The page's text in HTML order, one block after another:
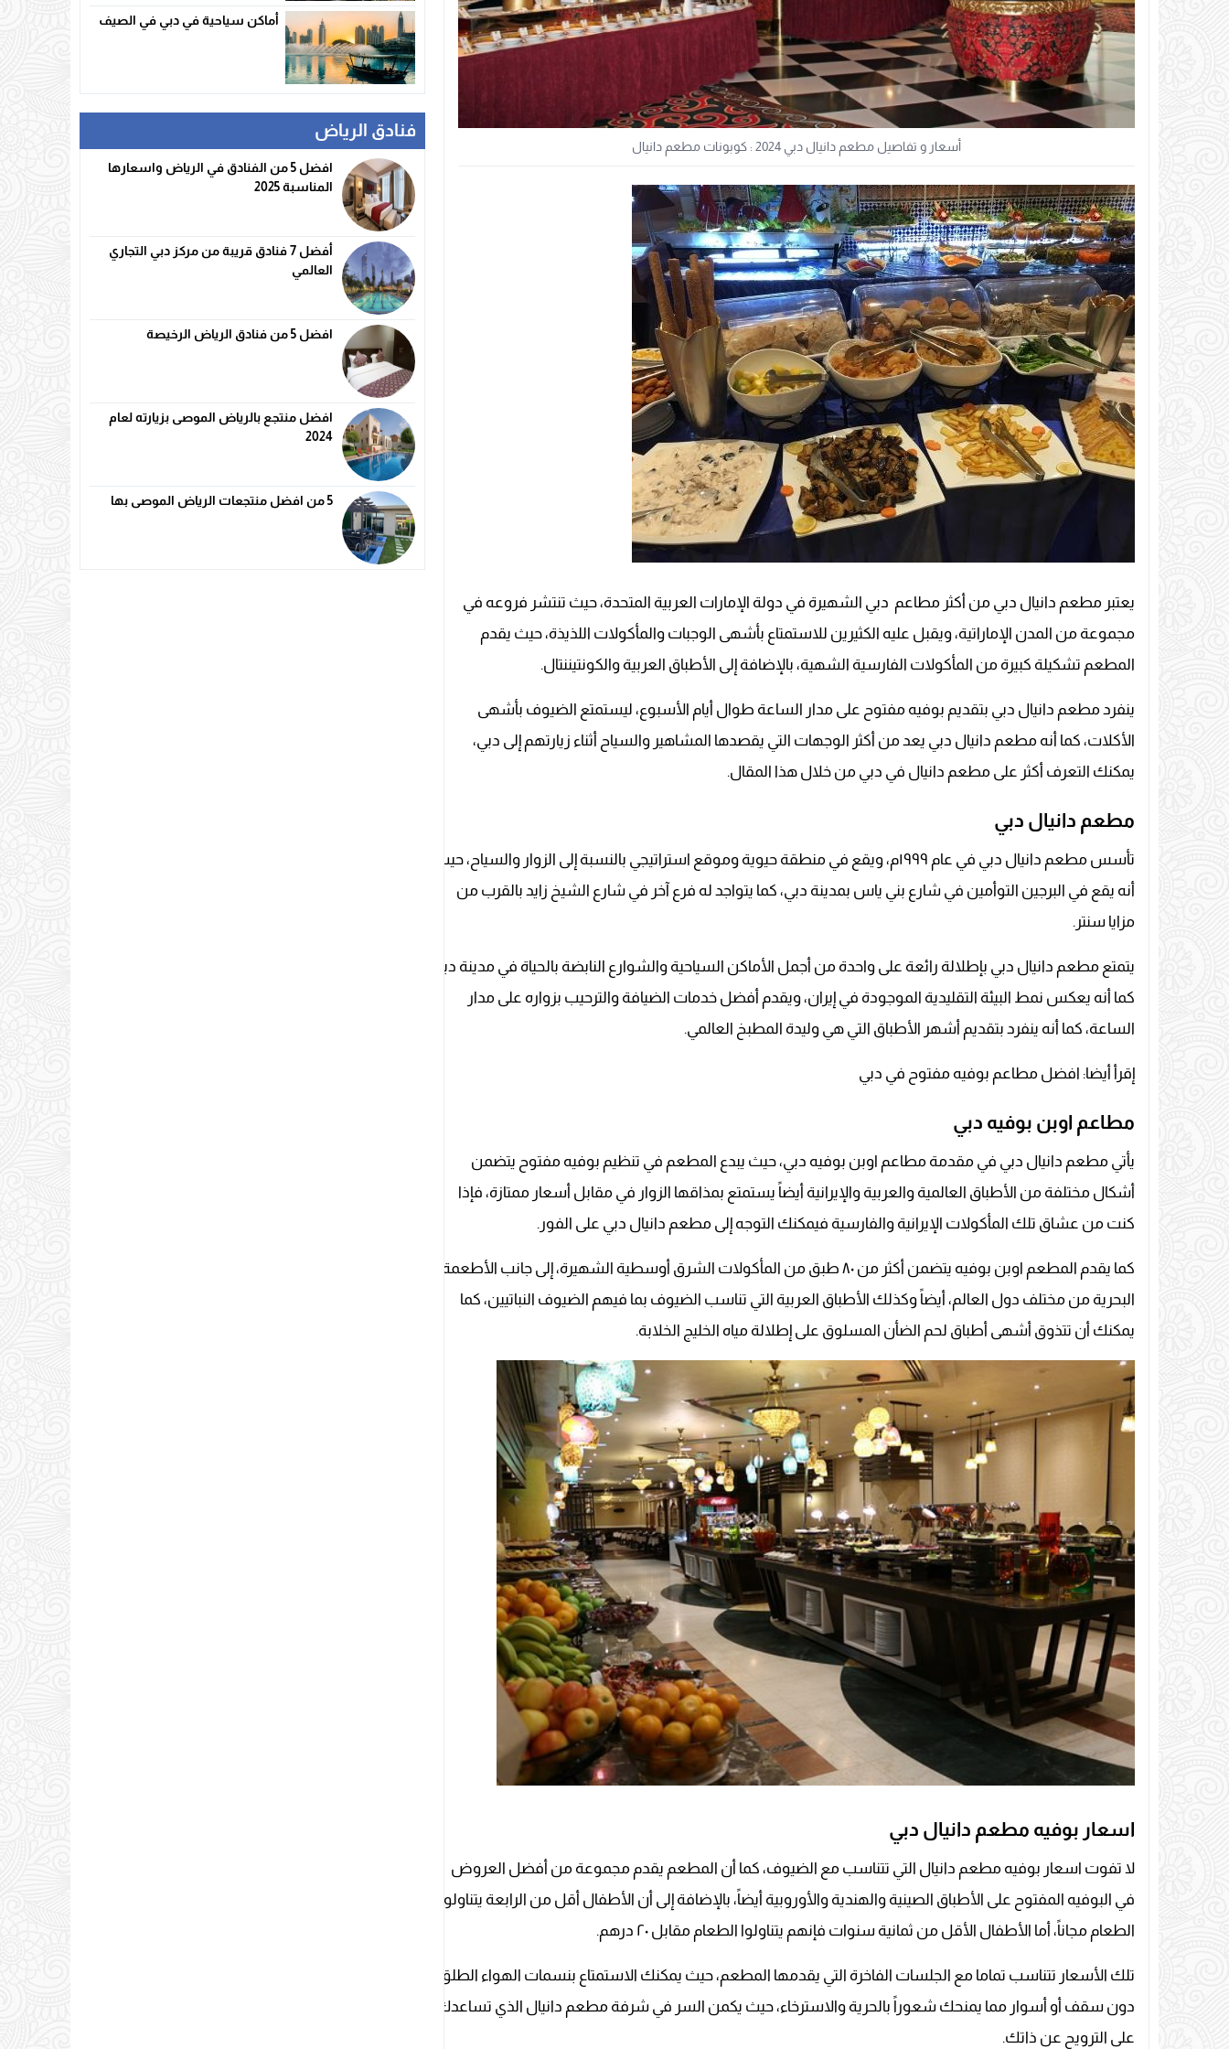
أسعار و تفاصيل مطعم دانيال دبي 2024 : كوبونات مطعم دانيال
يعتبر مطعم دانيال دبي من أكثر مطاعم دبي الشهيرة في دولة الإمارات العربية المتحدة، حيث تنتشر فروعه في
مجموعة من المدن الإماراتية، ويقبل عليه الكثيرين للاستمتاع بأشهى الوجبات والمأكولات اللذيذة، حيث يقدم
المطعم تشكيلة كبيرة من المأكولات الفارسية الشهية، بالإضافة إلى الأطباق العربية والكونتيننتال.
ينفرد مطعم دانيال دبي بتقديم بوفيه مفتوح على مدار الساعة طوال أيام الأسبوع، ليستمتع الضيوف بأشهى
الأكلات، كما أنه مطعم دانيال دبي يعد من أكثر الوجهات التي يقصدها المشاهير والسياح أثناء زيارتهم إلى دبي،
يمكنك التعرف أكثر على مطعم دانيال في دبي من خلال هذا المقال.
مطعم دانيال دبي
تأسس مطعم دانيال دبي في عام ١٩٩٩م، ويقع في منطقة حيوية وموقع استراتيجي بالنسبة إلى الزوار والسياح، حيث
أنه يقع في البرجين التوأمين في شارع بني ياس بمدينة دبي، كما يتواجد له فرع آخر في شارع الشيخ زايد بالقرب من
مزايا سنتر.
يتمتع مطعم دانيال دبي بإطلالة رائعة على واحدة من أجمل الأماكن السياحية والشوارع النابضة بالحياة في مدينة دبي،
كما أنه يعكس نمط البيئة التقليدية الموجودة في إيران، ويقدم أفضل خدمات الضيافة والترحيب بزواره على مدار
الساعة، كما أنه ينفرد بتقديم أشهر الأطباق التي هي وليدة المطبخ العالمي.
إقرأ أيضا: افضل مطاعم بوفيه مفتوح في دبي
مطاعم اوبن بوفيه دبي
يأتي مطعم دانيال دبي في مقدمة مطاعم اوبن بوفيه دبي، حيث يبدع المطعم في تنظيم بوفيه مفتوح يتضمن
أشكال مختلفة من الأطباق العالمية والعربية والإيرانية أيضاً يستمتع بمذاقها الزوار في مقابل أسعار ممتازة، فإذا
كنت من عشاق تلك المأكولات الإيرانية والفارسية فيمكنك التوجه إلى مطعم دانيال دبي على الفور.
كما يقدم المطعم اوبن بوفيه يتضمن أكثر من ٨٠ طبق من المأكولات الشرق أوسطية الشهيرة، إلى جانب الأطعمة
البحرية من مختلف دول العالم، أيضاً وكذلك الأطباق العربية التي تناسب الضيوف بما فيهم الضيوف النباتيين، كما
يمكنك أن تتذوق أشهى أطباق لحم الضأن المسلوق على إطلالة مياه الخليج الخلابة.
اسعار بوفيه مطعم دانيال دبي
لا تفوت اسعار بوفيه مطعم دانيال التي تتناسب مع الضيوف، كما أن المطعم يقدم مجموعة من أفضل العروض
في البوفيه المفتوح على الأطباق الصينية والهندية والأوروبية أيضاً، بالإضافة إلى أن الأطفال أقل من الرابعة يتناولوا
الطعام مجاناً، أما الأطفال الأقل من ثمانية سنوات فإنهم يتناولوا الطعام مقابل ٢٠ درهم.
تلك الأسعار تتناسب تماما مع الجلسات الفاخرة التي يقدمها المطعم، حيث يمكنك الاستمتاع بنسمات الهواء الطلق
دون سقف أو أسوار مما يمنحك شعوراً بالحرية والاسترخاء، حيث يكمن السر في شرفة مطعم دانيال الذي تساعدك
على الترويح عن ذاتك.
أماكن سياحية في دبي في الصيف
فنادق الرياض
افضل 5 من الفنادق في الرياض واسعارها
المناسبة 2025
أفضل 7 فنادق قريبة من مركز دبي التجاري
العالمي
افضل 5 من فنادق الرياض الرخيصة
افضل منتجع بالرياض الموصى بزيارته لعام
2024
5 من افضل منتجعات الرياض الموصى بها